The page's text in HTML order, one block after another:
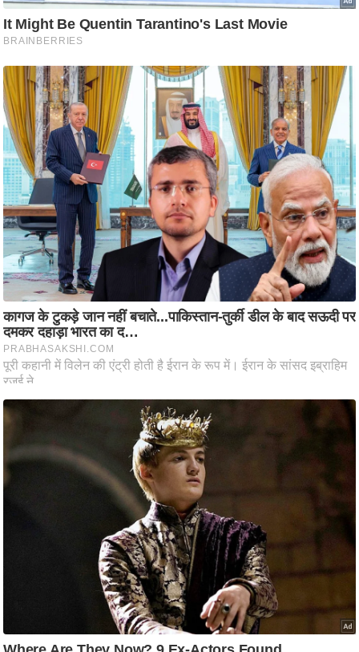
मं
त्रा
ले
श
न
शि
प
रा
ज
नी
ति
वि
श्ले
ष
ण
स
म
सा
यि
क
म